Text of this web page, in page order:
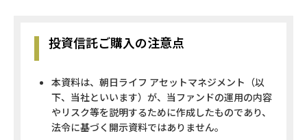
投資信託ご購入の注意点
本資料は、朝日ライフ アセットマネジメント（以
下、当社といいます）が、当ファンドの運用の内容
やリスク等を説明するために作成したものであり、
法令に基づく開示資料ではありません。